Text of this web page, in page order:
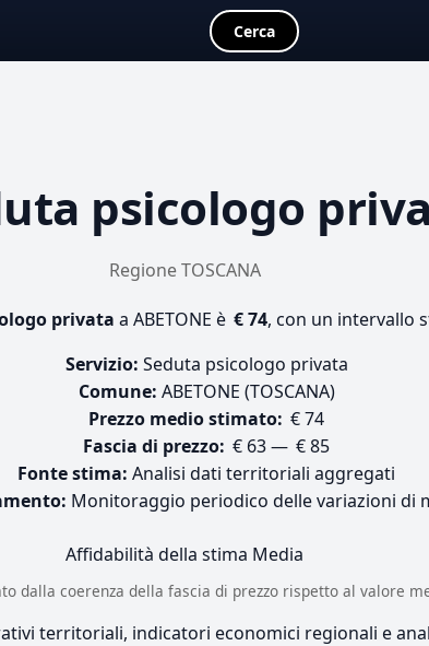
Cerca
psicologo
Regione TOSCANA
privata a ABETONE è € 74, con un intervallo
Servizio: Seduta psicologo privata
Comune: ABETONE (TOSCANA)
Prezzo medio stimato: € 74
Fascia di prezzo: € 63 — € 85
Fonte stima: Analisi dati territoriali aggregati
Monitoraggio periodico delle variazioni di
Affidabilità della stima Media
dalla coerenza della fascia di prezzo rispetto al valore
territoriali, indicatori economici regionali e